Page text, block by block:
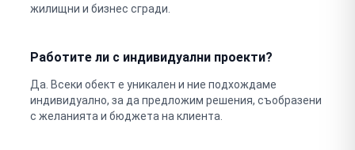
жилищни и бизнес сгради.
Работите ли с индивидуални проекти?
Да. Всеки обект е уникален и ние подхождаме
индивидуално, за да предложим решения, съобразени
с желанията и бюджета на клиента.